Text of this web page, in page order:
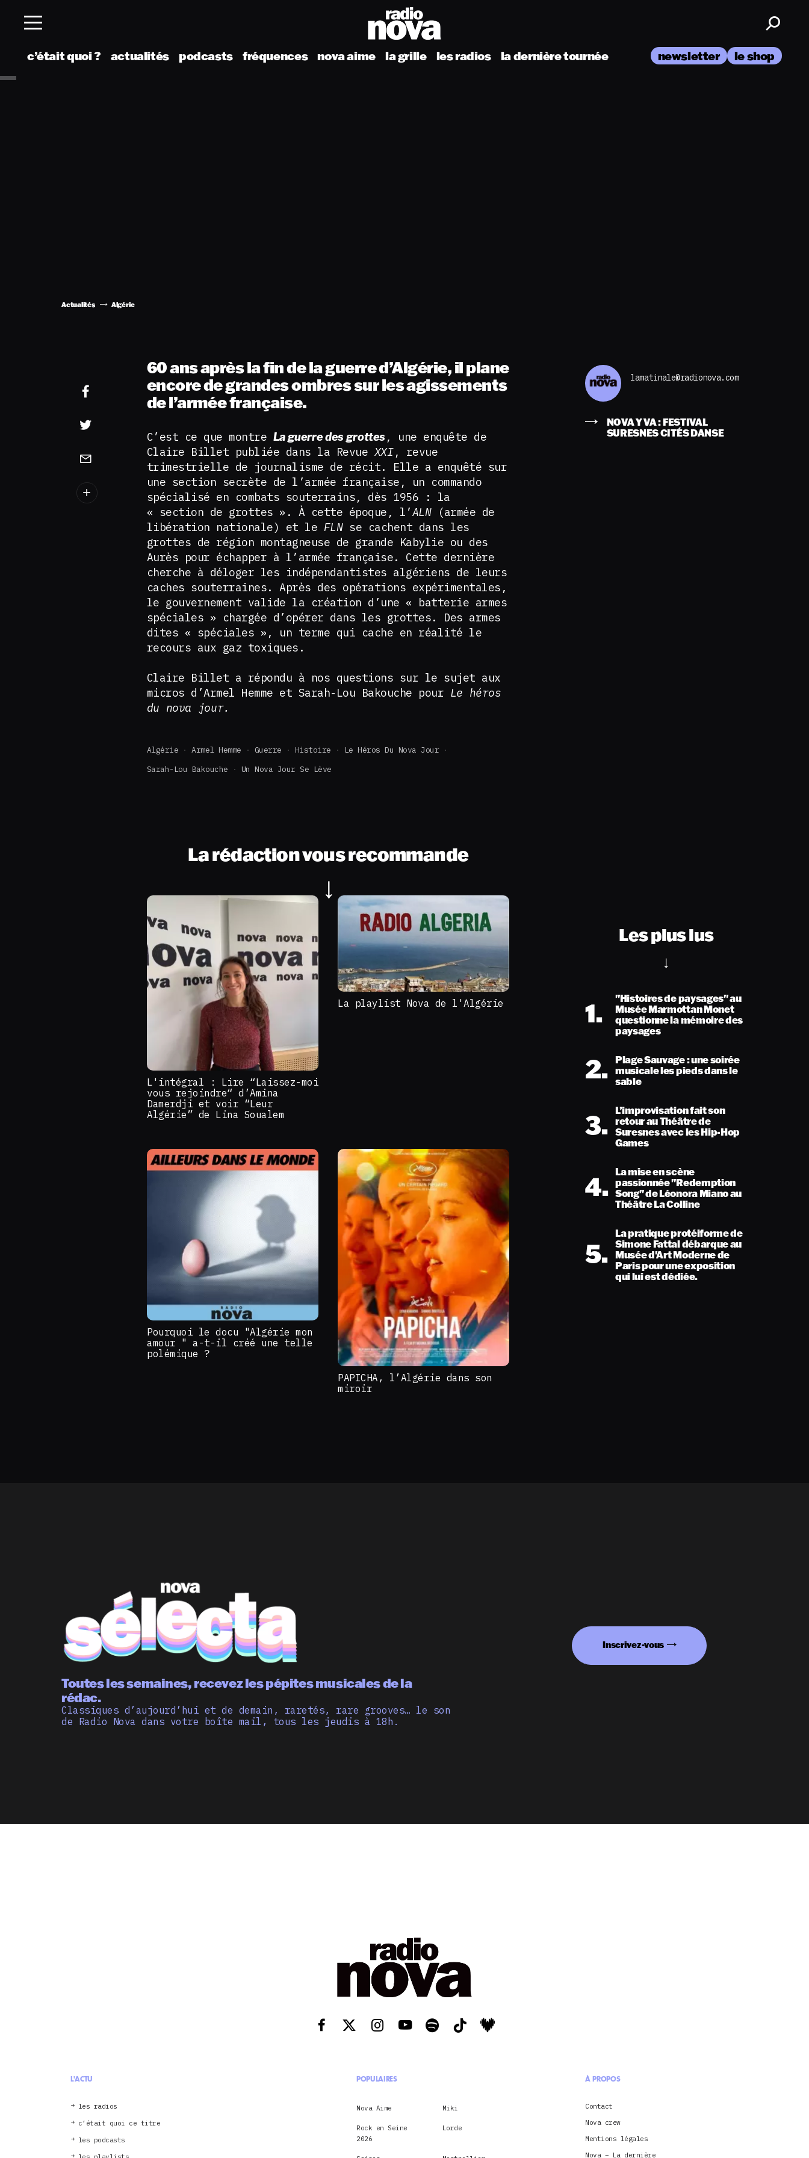
c’était quoi ? actualités podcasts fréquences nova aime la grille les radios la dernière tournée newsletter le shop
Actualités Algérie
60 ans après la fin de la guerre d’Algérie, il plane
encore de grandes ombres sur les agissements
de l’armée française.
C’est ce que montre La guerre des grottes, une enquête de
Claire Billet publiée dans la Revue XXI, revue
trimestrielle de journalisme de récit. Elle a enquêté sur
une section secrète de l’armée française, un commando
spécialisé en combats souterrains, dès 1956 : la
« section de grottes ». À cette époque, l’ALN(armée de
libération nationale) et le FLNse cachent dans les
grottes de région montagneuse de grande Kabylie ou des
Aurès pour échapper à l’armée française. Cette dernière
cherche à déloger les indépendantistes algériens de leurs
caches souterraines. Après des opérations expérimentales,
le gouvernement valide la création d’une « batterie armes
spéciales » chargée d’opérer dans les grottes. Des armes
dites « spéciales », un terme qui cache en réalité le
recours aux gaz toxiques.
Claire Billet a répondu à nos questions sur le sujet aux
micros d’Armel Hemme et Sarah-Lou Bakouche pour Le héros
du nova jour.
Algérie Armel Hemme Guerre Histoire
Le Héros Du Nova Jour
Sarah-Lou Bakouche
Un Nova Jour Se Lève
La rédaction vous recommande
L'intégral : Lire “Laissez-moi
vous rejoindre“ d’Amina
Damerdji et voir “Leur
Algérie” de Lina Soualem
La playlist Nova de l'Algérie
Pourquoi le docu "Algérie mon
amour " a-t-il créé une telle
polémique ?
PAPICHA, l’Algérie dans son
miroir
lamatinale@radionova.com
NOVA Y VA : FESTIVAL
SURESNES CITÉS DANSE
Les plus lus
1.
"Histoires de paysages" au
Musée Marmottan Monet
questionne la mémoire des
paysages
2. Plage Sauvage : une soirée
musicale les pieds dans le
sable
3. L’improvisation fait son
retour au Théâtre de
Suresnes avec les Hip-Hop
Games
4. La mise en scène
passionnée "Redemption
Song" de Léonora Miano au
Théâtre La Colline
5.
La pratique protéiforme de
Simone Fattal débarque au
Musée d'Art Moderne de
Paris pour une exposition
qui lui est dédiée.
Toutes les semaines, recevez les pépites musicales de la
rédac.
Classiques d’aujourd’hui et de demain, raretés, rare grooves… le son
de Radio Nova dans votre boîte mail, tous les jeudis à 18h.
Inscrivez-vous
L'ACTU
les radios
c’était quoi ce titre
les podcasts
POPULAIRES
Nova Aime Miki
Rock en Seine
2026
Lorde
À PROPOS
Contact
Nova crew
Mentions légales
Nova – La dernière